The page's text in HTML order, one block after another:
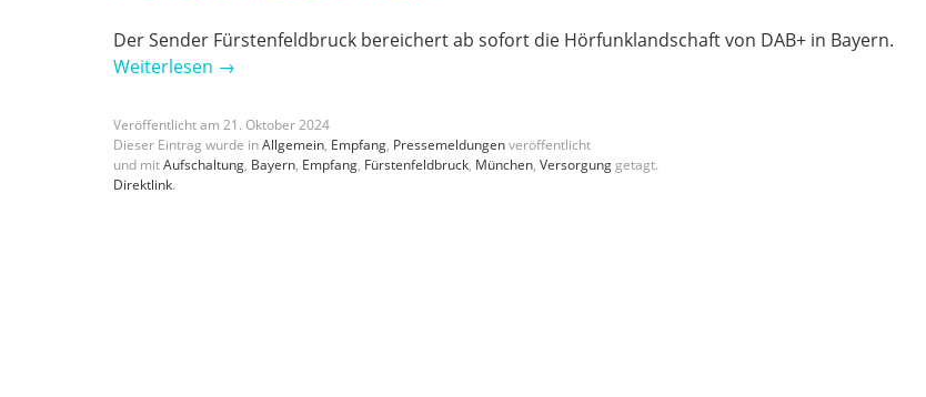
Der Sender Fürstenfeldbruck bereichert ab sofort die Hörfunklandschaft von DAB+ in Bayern.
Weiterlesen →
Veröffentlicht am 21 . Oktober2024
Dieser Eintrag wurde inAllgemein, Empfang, Pressemeldungenveröffentlicht
und mitAufschaltung, Bayern, Empfang, Fürstenfeldbruck, München, Versorgung getagt.
Direktlink.